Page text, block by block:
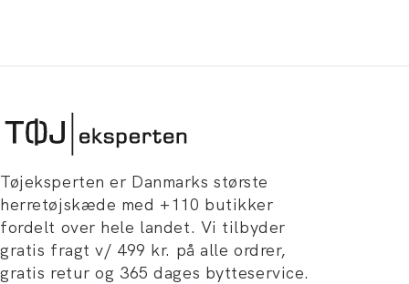
Tøjeksperten er Danmarks største
herretøjskæde med +110 butikker
fordelt over hele landet. Vi tilbyder
gratis fragt v/ 499 kr. på alle ordrer,
gratis retur og 365 dages bytteservice.